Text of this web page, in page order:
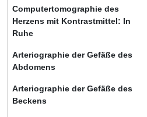
Computertomographie des
Herzens mit Kontrastmittel: In
Ruhe
Arteriographie der Gefäße des
Abdomens
Arteriographie der Gefäße des
Beckens